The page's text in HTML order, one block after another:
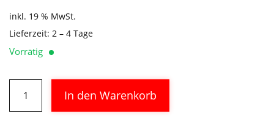
inkl. 19 % MwSt.
Lieferzeit: 2 – 4 Tage
Vorrätig
Bike
In den Warenkorb